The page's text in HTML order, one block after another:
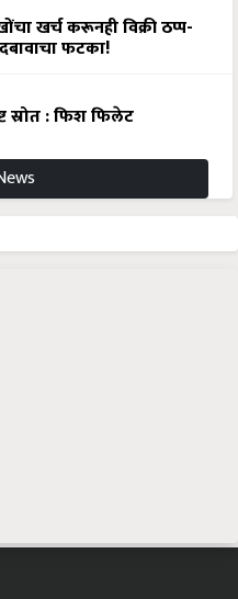
खर्च करूनही विक्री ठप्प-
दबावाचा फटका!
: फिश फिलेट